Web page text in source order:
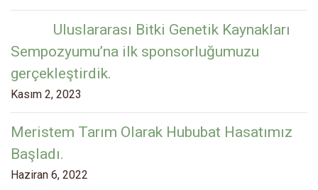
Uluslararası Bitki Genetik Kaynakları
Sempozyumu’na ilk sponsorluğumuzu
gerçekleştirdik.
Kasım 2, 2023
Meristem Tarım Olarak Hububat Hasatımız
Başladı.
Haziran 6, 2022